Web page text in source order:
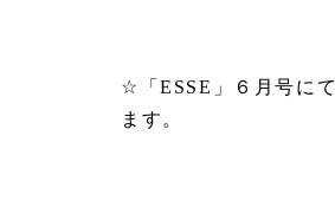
☆「ESSE」６月号に
ます。